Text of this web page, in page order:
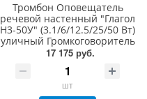
Тромбон Оповещатель
речевой настенный "Глагол
Н3-50У" (3.1/6/12.5/25/50 Вт)
уличный Громкоговоритель
17 175 руб.
шт